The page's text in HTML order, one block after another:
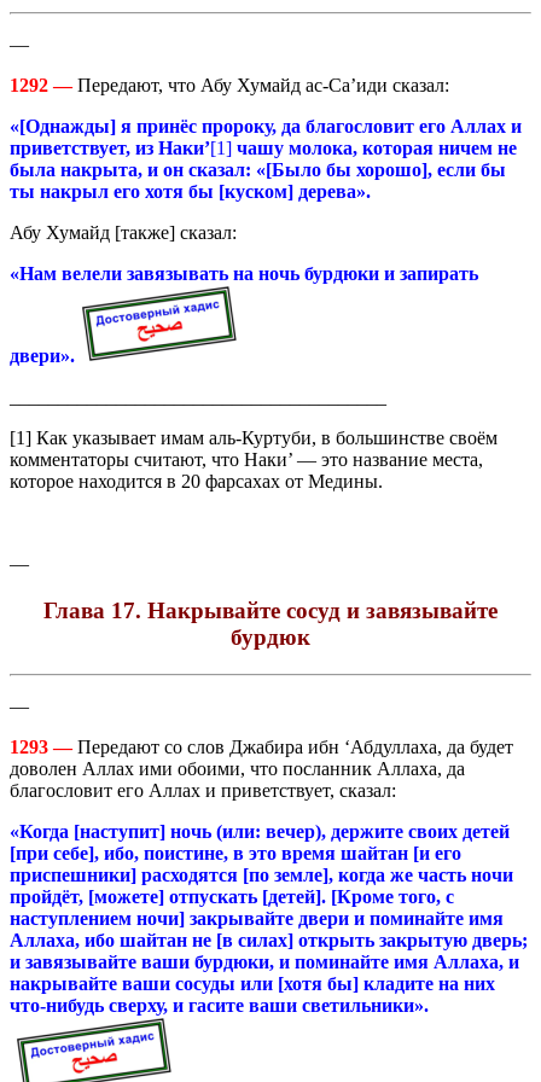
—
1292 —Передают, что Абу Хумайд ас-Са’иди сказал:
«[Однажды] я принёс пророку, да благословит его Аллах и
приветствует, из Наки’[1] чашу молока, которая ничем не
была накрыта, и он сказал: «[Было бы хорошо], если бы
ты накрыл его хотя бы [куском] дерева».
Абу Хумайд [также] сказал:
«Нам велели завязывать на ночь бурдюки и запирать
двери».
[1] Как указывает имам аль-Куртуби, в большинстве своём
комментаторы считают, что Наки’ — это название места,
которое находится в 20 фарсахах от Медины.
—
Глава 17. Накрывайте сосуд и завязывайте
бурдюк
—
1293 —Передают со слов Джабира ибн ‘Абдуллаха, да будет
доволен Аллах ими обоими, что посланник Аллаха, да
благословит его Аллах и приветствует, сказал:
«Когда [наступит] ночь (или: вечер), держите своих детей
[при себе], ибо, поистине, в это время шайтан [и его
приспешники] расходятся [по земле], когда же часть ночи
пройдёт, [можете] отпускать [детей]. [Кроме того, с
наступлением ночи] закрывайте двери и поминайте имя
Аллаха, ибо шайтан не [в силах] открыть закрытую дверь;
и завязывайте ваши бурдюки, и поминайте имя Аллаха, и
накрывайте ваши сосуды или [хотя бы] кладите на них
что-нибудь сверху, и гасите ваши светильники».